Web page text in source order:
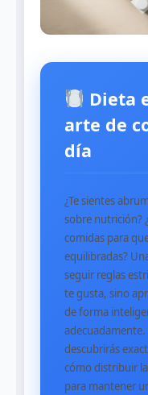
Dieta
arte de
día
¿Te sientes
sobre nutrición?
comidas para
equilibradas?
seguir reglas
te gusta, sino
de forma
adecuadamente.
descubrirás
cómo distribuir
para mantener